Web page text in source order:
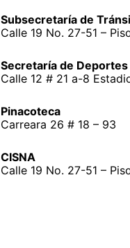
Subsecretaría de
Calle 19 No. 27-51 –
Secretaría de Deportes
Calle 12 # 21 a-8
Pinacoteca
Carreara 26 # 18 – 93
CISNA
Calle 19 No. 27-51 –